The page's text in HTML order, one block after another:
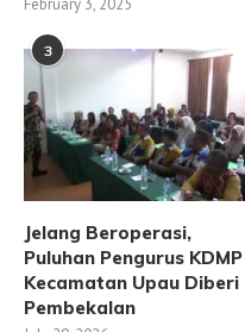
February 3, 2025
3
Jelang Beroperasi,
Puluhan Pengurus KDMP
Kecamatan Upau Diberi
Pembekalan